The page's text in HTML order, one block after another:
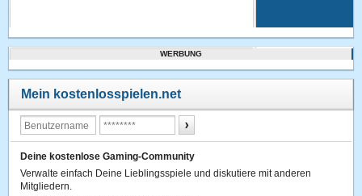
WERBUNG
Mein kostenlosspielen.net
Deine kostenlose Gaming-Community
Verwalte einfach Deine Lieblingsspiele und diskutiere mit anderen
Mitgliedern.